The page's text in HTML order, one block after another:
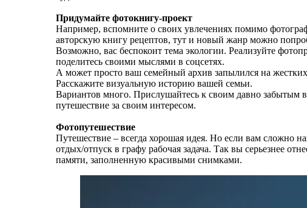
Придумайте фотокнигу-проект
Например, вспомните о своих увлечениях помимо
авторскую книгу рецептов, тут и новый жанр можно
Возможно, вас беспокоит тема экологии. Реализуйте
поделитесь своими мыслями в соцсетях.
А может просто ваш семейный архив запылился на
Расскажите визуальную историю вашей семьи.
Вариантов много. Прислушайтесь к своим давно забытым
путешествие за своим интересом.
Фотопутешествие
Путешествие – всегда хорошая идея. Но если вам сложно
отдых/отпуск в графу рабочая задача. Так вы серьезнее
памяти, заполненную красивыми снимками.